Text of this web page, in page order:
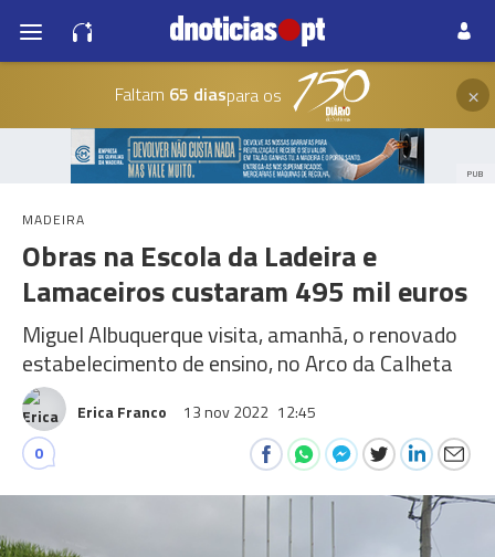
Faltam 65 diaspara os ×
PUB
MADEIRA
Obras na Escola da Ladeira e
Lamaceiros custaram 495 mil euros
Miguel Albuquerque visita, amanhã, o renovado
estabelecimento de ensino, no Arco da Calheta
Erica Franco 13 nov 2022 12:45
0